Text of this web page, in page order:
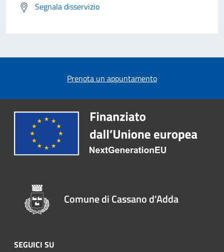
Segnala disservizio
Prenota un appuntamento
Comune di Cassano d'Adda
SEGUICI SU